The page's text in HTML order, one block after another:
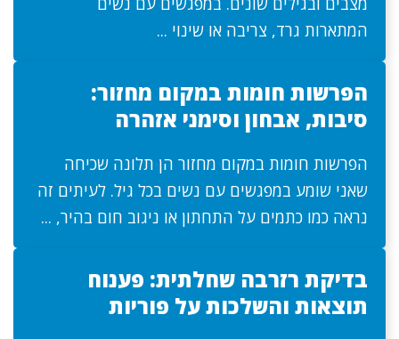
המתארות גרד, צריבה או שינוי ...
הפרשות חומות במקום מחזור:
סיבות, אבחון וסימני אזהרה
הפרשות חומות במקום מחזור הן תלונה שכיחה
שאני שומע במפגשים עם נשים בכל גיל. לעיתים זה
נראה כמו כתמים על התחתון או ניגוב חום בהיר, ...
בדיקת רזרבה שחלתית: פענוח
תוצאות והשלכות על פוריות